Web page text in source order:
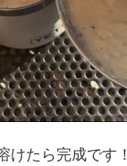
けたら完成です！